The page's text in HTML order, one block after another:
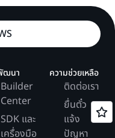
ฒนา
Builder
Center
SDK และ
เครื่องมือ
ความช่วยเหลือ
ติดต่อเรา
ยื่นตั๋ว
แจ้ง
ปัญหา